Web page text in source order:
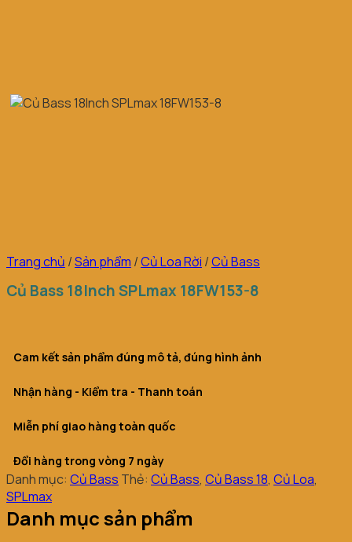
Trang chủ /Sản phẩm /Củ Loa Rời /Củ Bass
Củ Bass 18Inch SPLmax 18FW153-8
Cam kết sản phẩm đúng mô tả, đúng hình ảnh
Nhận hàng - Kiểm tra - Thanh toán
Miễn phí giao hàng toàn quốc
Đổi hàng trong vòng 7 ngày
Danh mục: Củ Bass Thẻ: Củ Bass, Củ Bass 18, Củ Loa,
SPLmax
Danh mục sản phẩm